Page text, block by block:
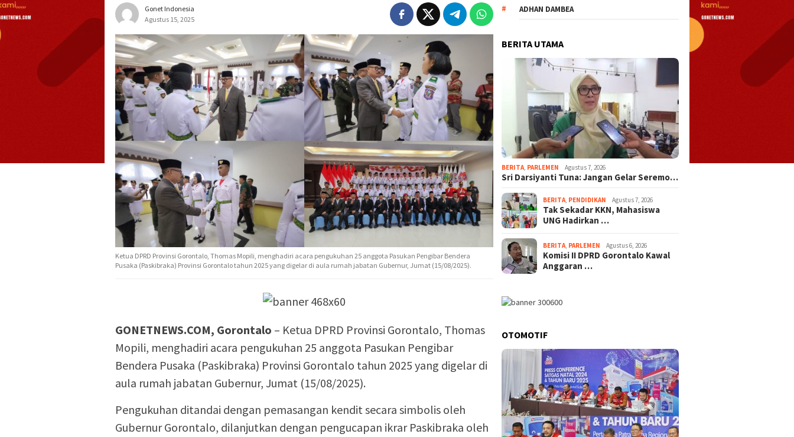
Gonet Indonesia
Agustus 15, 2025
Ketua DPRD Provinsi Gorontalo, Thomas Mopili, menghadiri acara pengukuhan 25 anggota Pasukan Pengibar Bendera
Pusaka (Paskibraka) Provinsi Gorontalo tahun 2025 yang digelar di aula rumah jabatan Gubernur, Jumat (15/08/2025).
GONETNEWS.COM, Gorontalo – Ketua DPRD Provinsi Gorontalo, Thomas
Mopili, menghadiri acara pengukuhan 25 anggota Pasukan Pengibar
Bendera Pusaka (Paskibraka) Provinsi Gorontalo tahun 2025 yang digelar di
aula rumah jabatan Gubernur, Jumat (15/08/2025).
Pengukuhan ditandai dengan pemasangan kendit secara simbolis oleh
Gubernur Gorontalo, dilanjutkan dengan pengucapan ikrar Paskibraka oleh
ADHAN DAMBEA
BERITA UTAMA
BERITA, PARLEMEN Agustus 7, 2026
Sri Darsiyanti Tuna: Jangan Gelar Seremo…
BERITA, PENDIDIKAN Agustus 7, 2026
Tak Sekadar KKN, Mahasiswa
UNG Hadirkan …
BERITA, PARLEMEN Agustus 6, 2026
Komisi II DPRD Gorontalo Kawal
Anggaran …
OTOMOTIF